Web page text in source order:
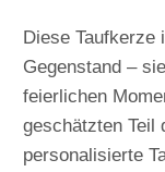
Diese Taufkerze
Gegenstand –
feierlichen
geschätzten Teil
personalisierte